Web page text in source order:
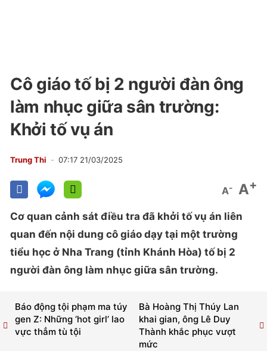
Cô giáo tố bị 2 người đàn ông
làm nhục giữa sân trường:
Khởi tố vụ án
Trung Thi 07:17 21/03/2025
A- A+
Cơ quan cảnh sát điều tra đã khởi tố vụ án liên
quan đến nội dung cô giáo dạy tại một trường
tiểu học ở Nha Trang (tỉnh Khánh Hòa) tố bị 2
người đàn ông làm nhục giữa sân trường.
Bà Hoàng Thị Thúy Lan
khai gian, ông Lê Duy
Thành khắc phục vượt
mức
Báo động tội phạm ma túy
gen Z: Những ‘hot girl’ lao
vực thẳm tù tội